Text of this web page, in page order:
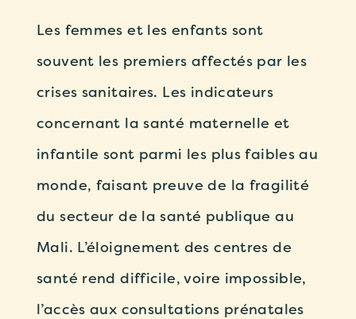
Les femmes et les enfants sont
souvent les premiers affectés par les
crises sanitaires. Les indicateurs
concernant la santé maternelle et
infantile sont parmi les plus faibles au
monde, faisant preuve de la fragilité
du secteur de la santé publique au
Mali. L’éloignement des centres de
santé rend difficile, voire impossible,
l’accès aux consultations prénatales